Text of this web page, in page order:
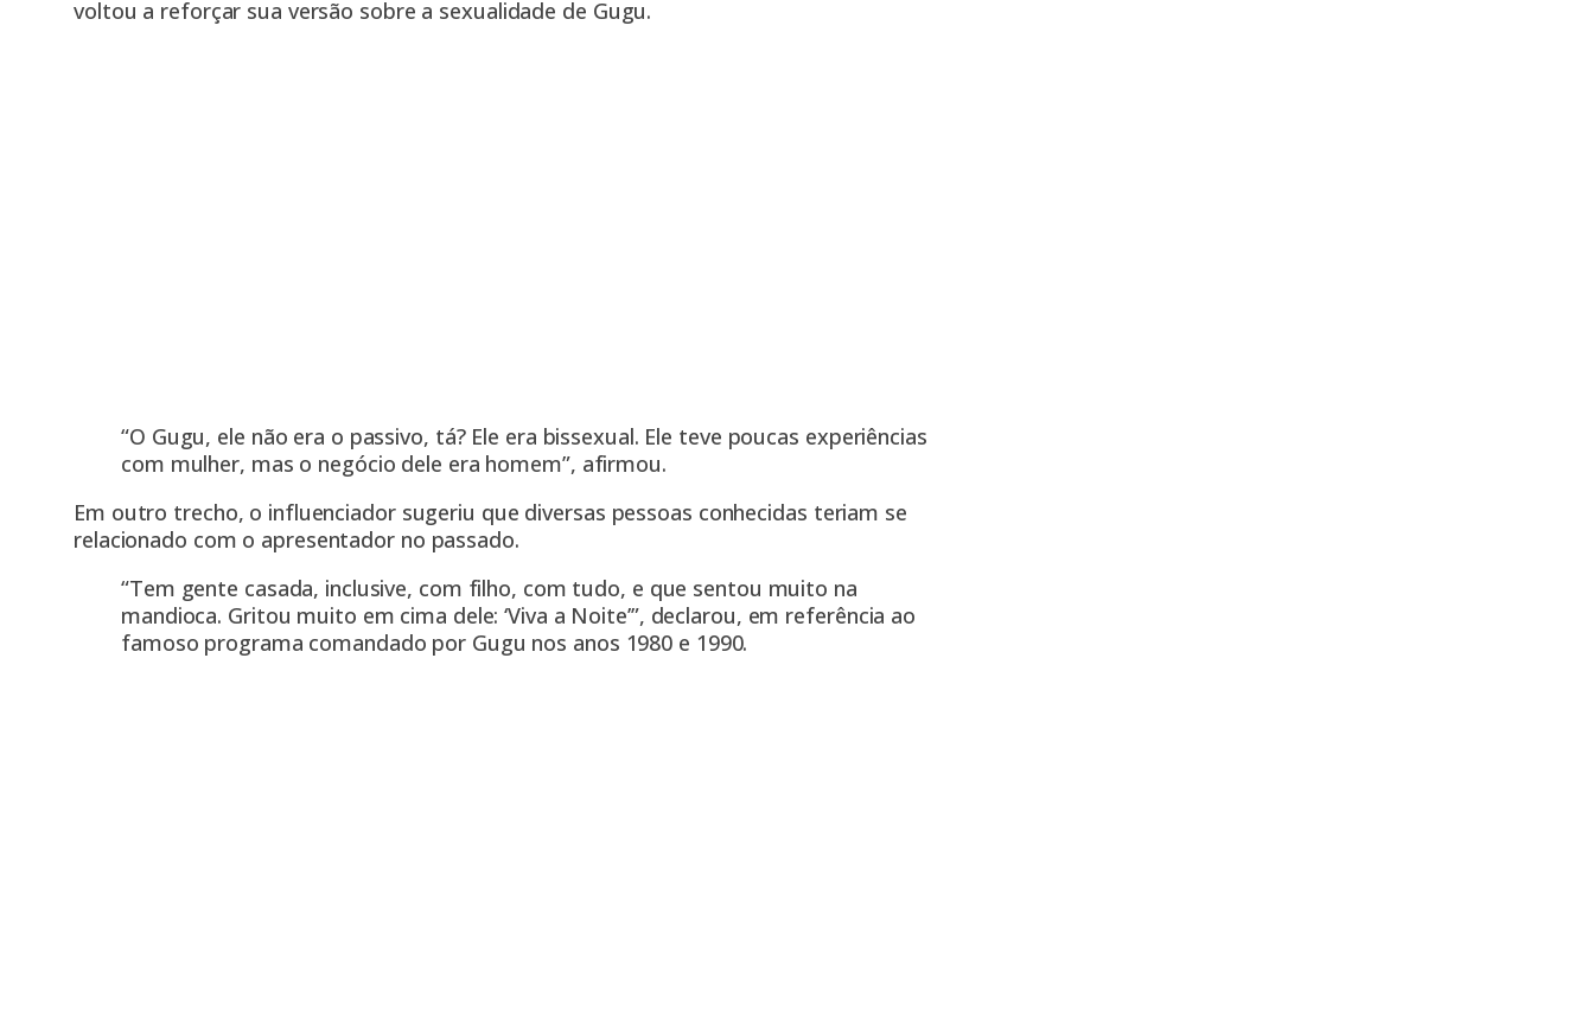
voltou a reforçar sua versão sobre a sexualidade de Gugu.
“O Gugu, ele não era o passivo, tá? Ele era bissexual. Ele teve poucas experiências
com mulher, mas o negócio dele era homem”, afirmou.
Em outro trecho, o influenciador sugeriu que diversas pessoas conhecidas teriam se
relacionado com o apresentador no passado.
“Tem gente casada, inclusive, com filho, com tudo, e que sentou muito na
mandioca. Gritou muito em cima dele: ‘Viva a Noite’”, declarou, em referência ao
famoso programa comandado por Gugu nos anos 1980 e 1990.